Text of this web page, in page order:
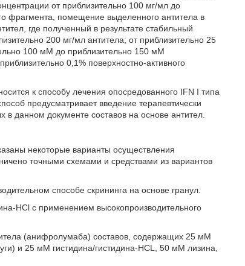
от приблизительно 100 мг/мл до
фрагмента, помещение выделенного антитела в
где полученный в результате стабильный
200 мг/мл антитела; от приблизительно 25
100 мМ до приблизительно 150 мМ
0,1% поверхностно-активного
к способу лечения опосредованного IFN I типа
предусматривает введение терапевтически
в данном документе составов на основе антител.
некоторые варианты осуществления
точными схемами и средствами из вариантов
способе скрининга на основе гранул.
HCl с применением высокопроизводительного
(анифролумаба) составов, содержащих 25 мМ
и 25 мМ гистидина/гистидина-HCL, 50 мМ лизина,